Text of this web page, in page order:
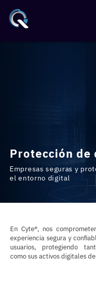
Protección de
Empresas seguras y
el entorno digital
En Cyte®, nos
experiencia segura y
usuarios, protegiendo
como sus activos digitales